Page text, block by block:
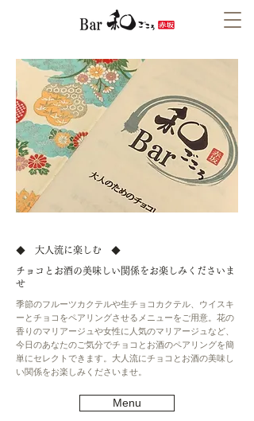
◆ 大人流に楽しむ ◆
チョコとお酒の美味しい関係をお楽しみくださいま
せ
季節のフルーツカクテルや生チョコカクテル、ウイスキ
ーとチョコをペアリングさせるメニューをご用意。花の
香りのマリアージュや女性に人気のマリアージュなど、
今日のあなたのご気分でチョコとお酒のペアリングを簡
単にセレクトできます。大人流にチョコとお酒の美味し
い関係をお楽しみくださいませ。
Menu